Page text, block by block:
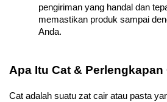
pengiriman yang handal dan
memastikan produk sampai
Anda.
Apa Itu Cat & Perlengkapan
Cat adalah suatu zat cair atau pasta